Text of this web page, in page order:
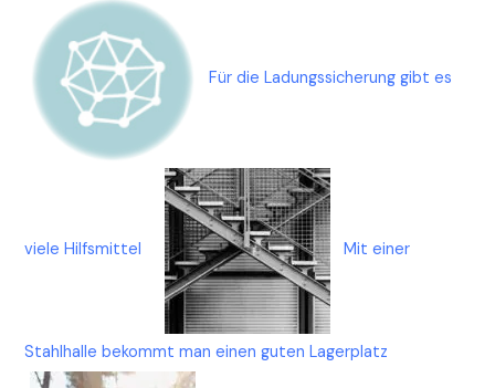
Für die Ladungssicherung gibt es
viele Hilfsmittel Mit einer
Stahlhalle bekommt man einen guten Lagerplatz